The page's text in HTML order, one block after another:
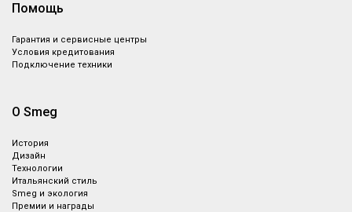
Помощь
Гарантия и сервисные центры
Условия кредитования
Подключение техники
О Smeg
История
Дизайн
Технологии
Итальянский стиль
Smeg и экология
Премии и награды